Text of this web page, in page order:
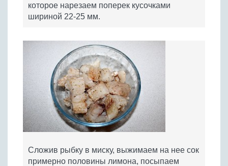
которое нарезаем поперек кусочками
шириной 22-25 мм.
Сложив рыбку в миску, выжимаем на нее сок
примерно половины лимона, посыпаем